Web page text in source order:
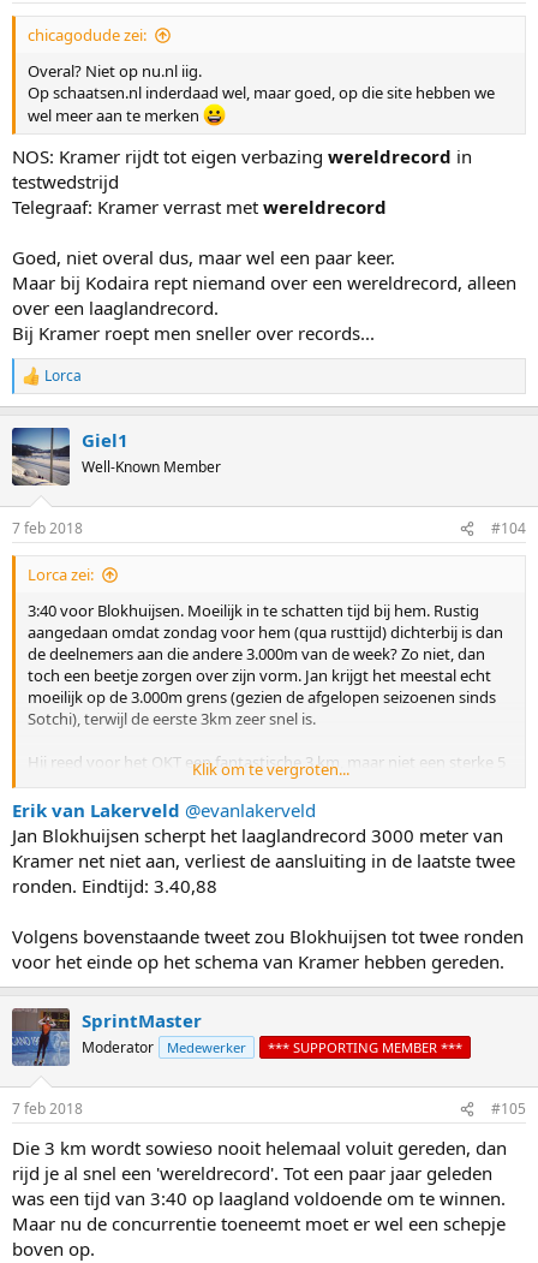
chicagodude zei:
Overal? Niet op nu.nl iig.
Op schaatsen.nl inderdaad wel, maar goed, op die site hebben we
wel meer aan te merken
NOS: Kramer rijdt tot eigen verbazing wereldrecord in
testwedstrijd
Telegraaf: Kramer verrast met wereldrecord
Goed, niet overal dus, maar wel een paar keer.
Maar bij Kodaira rept niemand over een wereldrecord, alleen
over een laaglandrecord.
Bij Kramer roept men sneller over records...
R
e
c
t
i
n
s
:
Lorca
Giel1
Well-Known Member
7 feb 2018 #104
Lorca zei:
3:40 voor Blokhuijsen. Moeilijk in te schatten tijd bij hem. Rustig
aangedaan omdat zondag voor hem (qua rusttijd) dichterbij is dan
de deelnemers aan die andere 3.000m van de week? Zo niet, dan
toch een beetje zorgen over zijn vorm. Jan krijgt het meestal echt
moeilijk op de 3.000m grens (gezien de afgelopen seizoenen sinds
Sotchi), terwijl de eerste 3km zeer snel is.
Hij reed voor het OKT een fantastische 3 km, maar niet een sterke 5
km op het OKT. Ik vrees er dus een beetje voor (net zoals bij Bob)
dat zij niet goed genoeg zijn voor een medaille, maar laat het deze
keer maar omgekeerd zijn. Een mwuah 3 km training, en een
supersterke 5 km in de echte wedstrijd. We gaan zien.
Klik om te vergroten...
Erik van Lakerveld ‏ @evanlakerveld
Jan Blokhuijsen scherpt het laaglandrecord 3000 meter van
Kramer net niet aan, verliest de aansluiting in de laatste twee
ronden. Eindtijd: 3.40,88
Volgens bovenstaande tweet zou Blokhuijsen tot twee ronden
voor het einde op het schema van Kramer hebben gereden.
SprintMaster
Moderator Medewerker *** SUPPORTING MEMBER ***
7 feb 2018 #105
Die 3 km wordt sowieso nooit helemaal voluit gereden, dan
rijd je al snel een 'wereldrecord'. Tot een paar jaar geleden
was een tijd van 3:40 op laagland voldoende om te winnen.
Maar nu de concurrentie toeneemt moet er wel een schepje
boven op.